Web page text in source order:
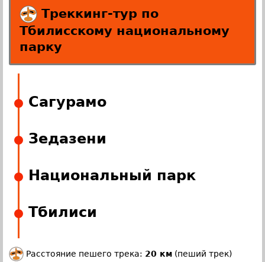
Треккинг-тур по
Тбилисскому национальному
парку
Сагурамо
Зедазени
Национальный парк
Тбилиси
Расстояние пешего трека: 20 км (пеший трек)